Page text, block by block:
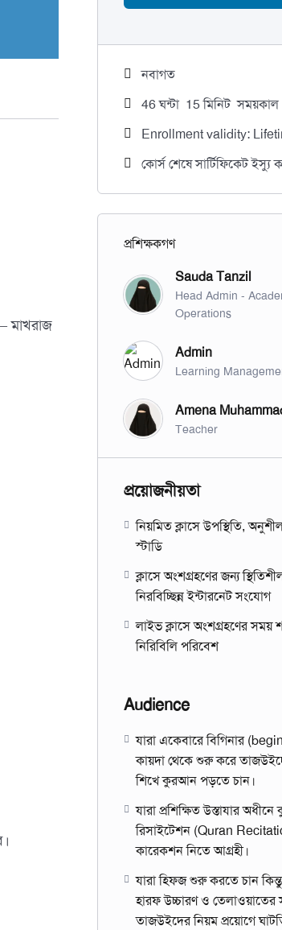
মাখরাজ
নবাগত
46ঘন্টা 15মিনিট সময়কাল
Enrollment validity:
কোর্স শেষে সার্টিফিকেট ইস্যু
প্রশিক্ষকগণ
Sauda Tanzil
Head Admin -
Operations
Admin
Learning
Amena
Teacher
প্রয়োজনীয়তা
নিয়মিত ক্লাসে উপস্থিতি,
স্টাডি
ক্লাসে অংশগ্রহণের জন্য
নিরবিচ্ছিন্ন ইন্টারনেট সংযোগ
লাইভ ক্লাসে অংশগ্রহণের সময়
নিরিবিলি পরিবেশ
Audience
যারা একেবারে বিগিনার
কায়দা থেকে শুরু করে
শিখে কুরআন পড়তে চান।
যারা প্রশিক্ষিত উস্তাযার
রিসাইটেশন (Quran
কারেকশন নিতে আগ্রহী।
যারা হিফজ শুরু করতে চান
হারফ উচ্চারণ ও তেলাওয়াতের
তাজউইদের নিয়ম প্রয়োগে